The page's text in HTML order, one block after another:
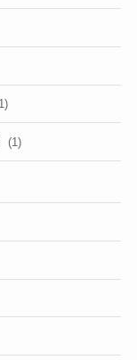
(1)